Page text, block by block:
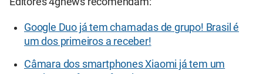
Google Duo já tem chamadas de grupo! Brasil é
um dos primeiros a receber!
Câmara dos smartphones Xiaomi já tem um